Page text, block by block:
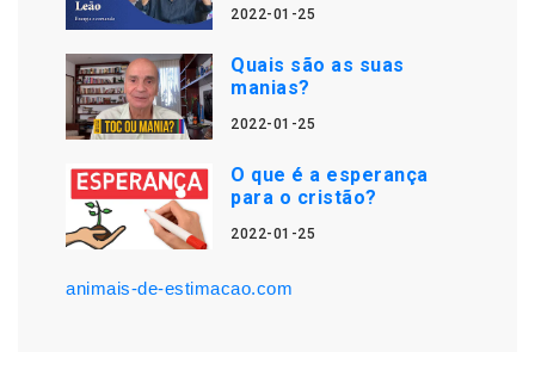
2022-01-25
Quais são as suas
manias?
2022-01-25
O que é a esperança
para o cristão?
2022-01-25
animais-de-estimacao.com